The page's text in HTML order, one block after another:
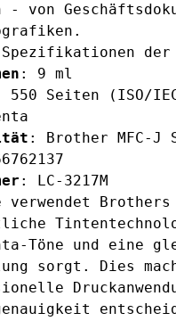
- von
der
: 9 ml
550 Seiten (ISO/
: Brother MFC-J
: LC-3217M
verwendet Brothers
Töne und eine
sorgt. Dies